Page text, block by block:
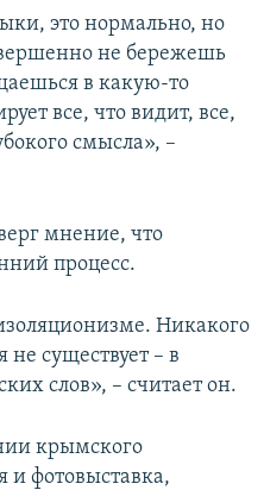
это нормально, но
не бережешь
в какую-то
все, что видит, все,
смысла», –
мнение, что
процесс.
Никакого
существует – в
слов», – считает он.
крымского
и фотовыставка,